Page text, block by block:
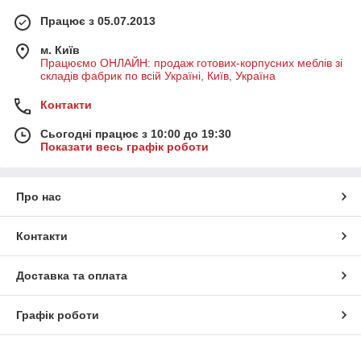
Працює з 05.07.2013
м. Київ
Працюємо ОНЛАЙН: продаж готових-корпусних меблів зі
складів фабрик по всій Україні, Київ, Україна
Контакти
Сьогодні працює з 10:00 до 19:30
Показати весь графік роботи
Про нас
Контакти
Доставка та оплата
Графік роботи